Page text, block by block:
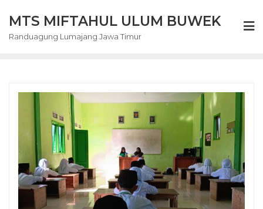
content
MTS MIFTAHUL ULUM BUWEK
Randuagung Lumajang Jawa Timur